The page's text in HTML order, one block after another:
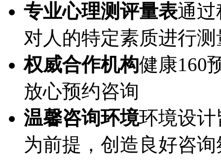
专业心理测评量表通
对人的特定素质进行
权威合作机构健康160
放心预约咨询
温馨咨询环境环境设
为前提，创造良好咨